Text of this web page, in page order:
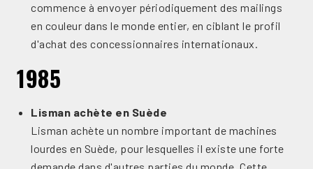
commence à envoyer périodiquement des mailings
en couleur dans le monde entier, en ciblant le profil
d'achat des concessionnaires internationaux.
1985
Lisman achète en Suède
Lisman achète un nombre important de machines
lourdes en Suède, pour lesquelles il existe une forte